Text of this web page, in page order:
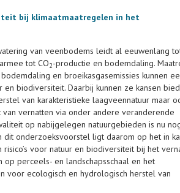
bij klimaatmaatregelen in het
van veenbodems leidt al eeuwenlang
tot CO2-productie en bodemdaling.
en broeikasgasemissies kunnen
en biodiversiteit. Daarbij kunnen ze kansen
van karakteristieke laagveennatuur maar
van vernatten via onder andere veranderende
op nabijgelegen natuurgebieden is nu
dit onderzoeksvoorstel ligt daarom op het in
voor natuur en biodiversiteit bij het
perceels- en landschapsschaal en het
voor ecologisch en hydrologisch herstel van